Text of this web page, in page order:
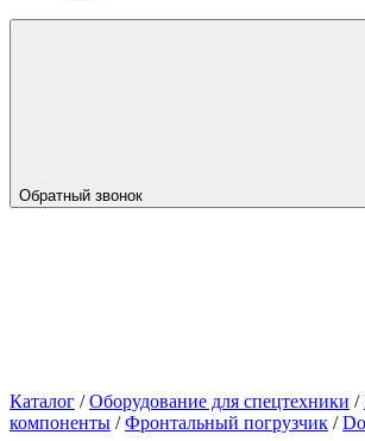
Обратный звонок
Каталог /Оборудование для спецтехники /
компоненты /Фронтальный погрузчик /